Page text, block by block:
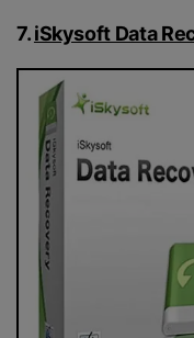
7.iSkysoft Data